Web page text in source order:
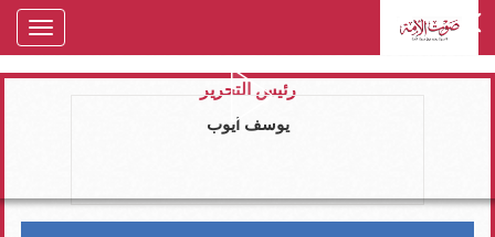
رئيس التحرير
يوسف ايوب